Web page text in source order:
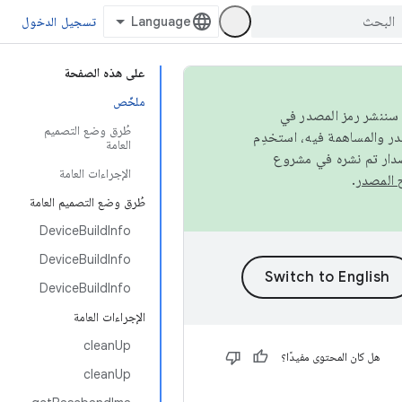
تسجيل الدخول
على هذه الصفحة
ملخّص
طُرق وضع التصميم
العامة
الإجراءات العامة
طُرق وضع التصميم العامة
DeviceBuildInfo
DeviceBuildInfo
DeviceBuildInfo
الإجراءات العامة
cleanUp
cleanUp
سننشر رمز المصدر في
تم نشره في مشروع
.
هل كان المحتوى مفيدًا؟